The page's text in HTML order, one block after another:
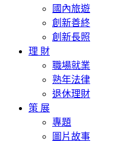
國內旅遊
創新善終
創新長照
理 財
職場就業
熟年法律
退休理財
策 展
專題
圖片故事